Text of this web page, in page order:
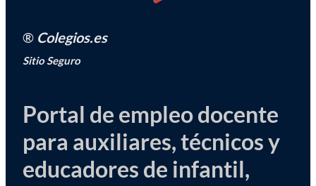
® Colegios.es
Sitio Seguro
Portal de empleo docente
para auxiliares, técnicos y
educadores de infantil,